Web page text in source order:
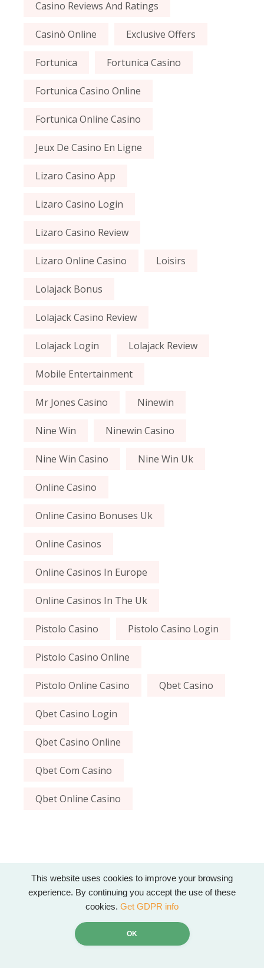
This website uses cookies to improve your browsing
experience. By continuing you accept the use of these
cookies. Get GDPR info
OK
Casino Reviews And Ratings
Casinò Online Exclusive Offers
Fortunica Fortunica Casino
Fortunica Casino Online
Fortunica Online Casino
Jeux De Casino En Ligne
Lizaro Casino App
Lizaro Casino Login
Lizaro Casino Review
Lizaro Online Casino Loisirs
Lolajack Bonus
Lolajack Casino Review
Lolajack Login Lolajack Review
Mobile Entertainment
Mr Jones Casino Ninewin
Nine Win Ninewin Casino
Nine Win Casino Nine Win Uk
Online Casino
Online Casino Bonuses Uk
Online Casinos
Online Casinos In Europe
Online Casinos In The Uk
Pistolo Casino Pistolo Casino Login
Pistolo Casino Online
Pistolo Online Casino Qbet Casino
Qbet Casino Login
Qbet Casino Online
Qbet Com Casino
Qbet Online Casino